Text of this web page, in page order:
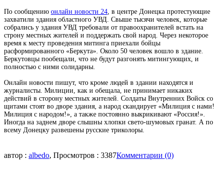
По сообщению онлайн новости 24, в центре Донецка протестующие
захватили здания областного УВД. Свыше тысячи человек, которые
собрались у здания УВД требовали от правоохранителей встать на
строну местных жителей и поддержать свой народ. Через некоторое
время к месту проведения митинга приехали бойцы
расформированного «Беркута». Около 50 человек вошло в здание.
Беркутовцы пообещали, что не будут разгонять митингующих, и
полностью с ними солидарны.
Онлайн новости пишут, что кроме людей в здании находятся и
журналисты. Милиции, как и обещала, не принимает никаких
действий в сторону местных жителей. Солдаты Внутренних Войск со
щитами стоят во дворе здания, а народ скандирует «Милиция с нами!
Милиция с народом!», а также постоянно выкрикивают «Россия!».
Иногда на заднем дворе слышны хлопки свето-шумовых гранат. А по
всему Донецку развешены русские триколоры.
автор : albedo, Просмотров : 3387Комментарии (0)